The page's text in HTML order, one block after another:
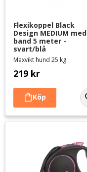
Flexikoppel Black
Design MEDIUM med
band 5 meter -
svart/blå
Maxvikt hund 25 kg
219 kr